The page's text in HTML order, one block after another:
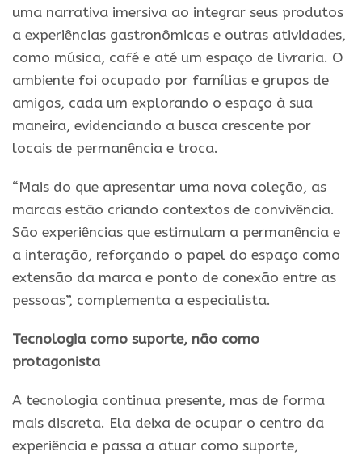
uma narrativa imersiva ao integrar seus produtos
a experiências gastronômicas e outras atividades,
como música, café e até um espaço de livraria. O
ambiente foi ocupado por famílias e grupos de
amigos, cada um explorando o espaço à sua
maneira, evidenciando a busca crescente por
locais de permanência e troca.
“Mais do que apresentar uma nova coleção, as
marcas estão criando contextos de convivência.
São experiências que estimulam a permanência e
a interação, reforçando o papel do espaço como
extensão da marca e ponto de conexão entre as
pessoas”, complementa a especialista.
Tecnologia como suporte, não como
protagonista
A tecnologia continua presente, mas de forma
mais discreta. Ela deixa de ocupar o centro da
experiência e passa a atuar como suporte,